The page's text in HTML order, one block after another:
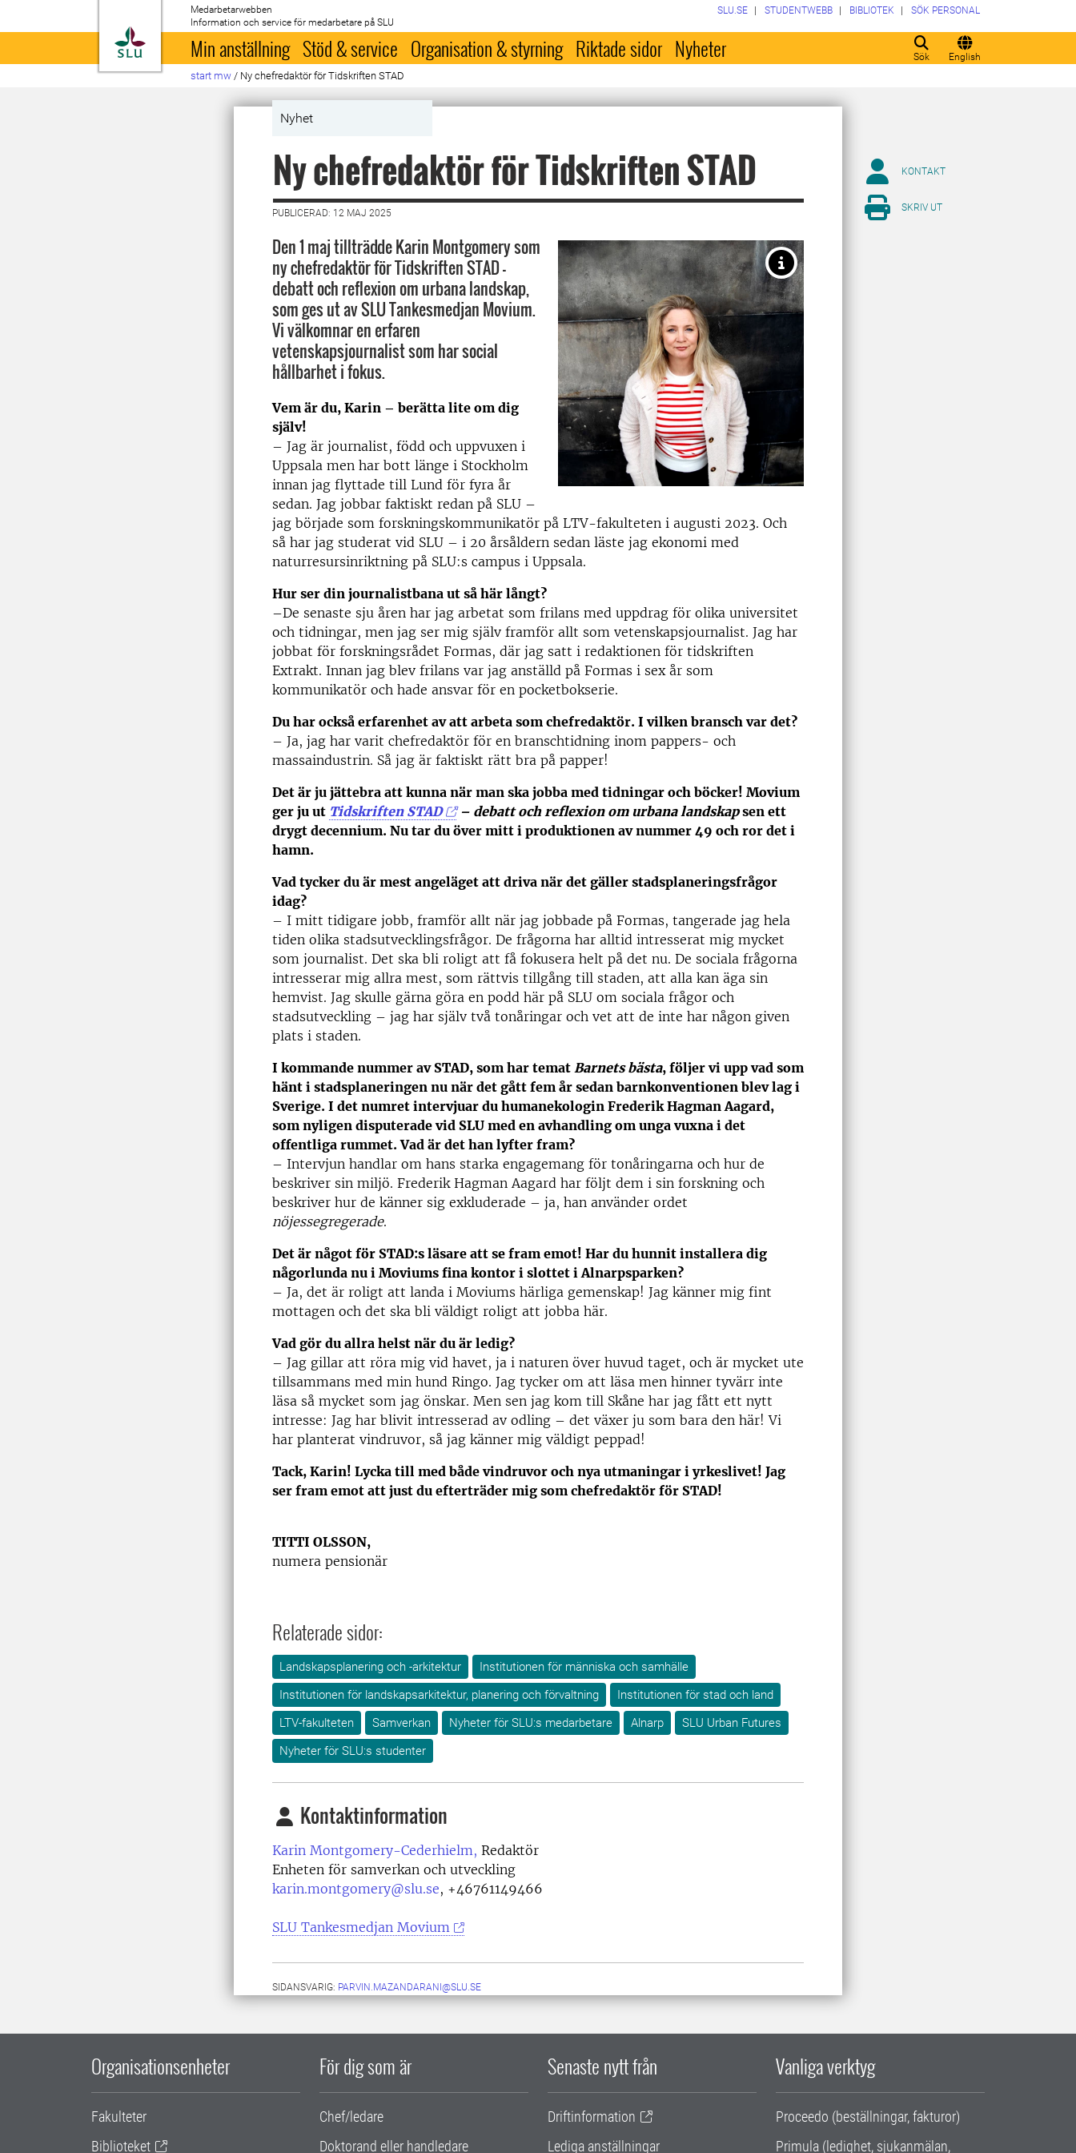
Till startsida
Medarbetarwebben
Information och service för medarbetare på SLU
Sök English
SLU.SE STUDENTWEBB BIBLIOTEK SÖK PERSONAL
Min anställning Stöd & service Organisation & styrning Riktade sidor Nyheter
start mw / Ny chefredaktör för Tidskriften STAD
Nyhet
Ny chefredaktör för Tidskriften STAD
PUBLICERAD: 12 MAJ 2025
Den 1 maj tillträdde Karin Montgomery som
ny chefredaktör för Tidskriften STAD –
debatt och reflexion om urbana landskap,
som ges ut av SLU Tankesmedjan Movium.
Vi välkomnar en erfaren
vetenskapsjournalist som har social
hållbarhet i fokus.
Vem är du, Karin – berätta lite om dig
själv!
– Jag är journalist, född och uppvuxen i
Uppsala men har bott länge i Stockholm
innan jag flyttade till Lund för fyra år
sedan. Jag jobbar faktiskt redan på SLU –
jag började som forskningskommunikatör på LTV-fakulteten i augusti 2023. Och
så har jag studerat vid SLU – i 20 årsåldern sedan läste jag ekonomi med
naturresursinriktning på SLU:s campus i Uppsala.
Hur ser din journalistbana ut så här långt?
–De senaste sju åren har jag arbetat som frilans med uppdrag för olika universitet
och tidningar, men jag ser mig själv framför allt som vetenskapsjournalist. Jag har
jobbat för forskningsrådet Formas, där jag satt i redaktionen för tidskriften
Extrakt. Innan jag blev frilans var jag anställd på Formas i sex år som
kommunikatör och hade ansvar för en pocketbokserie.
Du har också erfarenhet av att arbeta som chefredaktör. I vilken bransch var det?
– Ja, jag har varit chefredaktör för en branschtidning inom pappers- och
massaindustrin. Så jag är faktiskt rätt bra på papper!
Det är ju jättebra att kunna när man ska jobba med tidningar och böcker! Movium
ger ju ut Tidskriften STAD – debatt och reflexion om urbana landskapsen ett
drygt decennium. Nu tar du över mitt i produktionen av nummer 49 och ror det i
hamn.
Vad tycker du är mest angeläget att driva när det gäller stadsplaneringsfrågor
idag?
– I mitt tidigare jobb, framför allt när jag jobbade på Formas, tangerade jag hela
tiden olika stadsutvecklingsfrågor. De frågorna har alltid intresserat mig mycket
som journalist. Det ska bli roligt att få fokusera helt på det nu. De sociala frågorna
intresserar mig allra mest, som rättvis tillgång till staden, att alla kan äga sin
hemvist. Jag skulle gärna göra en podd här på SLU om sociala frågor och
stadsutveckling – jag har själv två tonåringar och vet att de inte har någon given
plats i staden.
I kommande nummer av STAD, som har temat Barnets bästa, följer vi upp vad som
hänt i stadsplaneringen nu när det gått fem år sedan barnkonventionen blev lag i
Sverige. I det numret intervjuar du humanekologin Frederik Hagman Aagard,
som nyligen disputerade vid SLU med en avhandling om unga vuxna i det
offentliga rummet. Vad är det han lyfter fram?
– Intervjun handlar om hans starka engagemang för tonåringarna och hur de
beskriver sin miljö. Frederik Hagman Aagard har följt dem i sin forskning och
beskriver hur de känner sig exkluderade – ja, han använder ordet
nöjessegregerade.
Det är något för STAD:s läsare att se fram emot! Har du hunnit installera dig
någorlunda nu i Moviums fina kontor i slottet i Alnarpsparken?
– Ja, det är roligt att landa i Moviums härliga gemenskap! Jag känner mig fint
mottagen och det ska bli väldigt roligt att jobba här.
Vad gör du allra helst när du är ledig?
– Jag gillar att röra mig vid havet, ja i naturen över huvud taget, och är mycket ute
tillsammans med min hund Ringo. Jag tycker om att läsa men hinner tyvärr inte
läsa så mycket som jag önskar. Men sen jag kom till Skåne har jag fått ett nytt
intresse: Jag har blivit intresserad av odling – det växer ju som bara den här! Vi
har planterat vindruvor, så jag känner mig väldigt peppad!
Tack, Karin! Lycka till med både vindruvor och nya utmaningar i yrkeslivet! Jag
ser fram emot att just du efterträder mig som chefredaktör för STAD!
TITTI OLSSON,
numera pensionär
Relaterade sidor:
Landskapsplanering och -arkitektur
Institutionen för människa och samhälle
Institutionen för landskapsarkitektur, planering och förvaltning
Institutionen för stad och land
LTV-fakulteten
Samverkan Nyheter för SLU:s medarbetare Alnarp
SLU Urban Futures
Nyheter för SLU:s studenter
Kontaktinformation
Karin Montgomery-Cederhielm, Redaktör
Enheten för samverkan och utveckling
karin.montgomery@slu.se, +46761149466
SLU Tankesmedjan Movium
SIDANSVARIG: PARVIN.MAZANDARANI@SLU.SE
KONTAKT
SKRIV UT
Organisationsenheter
Fakulteter
Biblioteket
För dig som är
Chef/ledare
Doktorand eller handledare
Senaste nytt från
Driftinformation
Lediga anställningar
Vanliga verktyg
Proceedo (beställningar, fakturor)
Primula (ledighet, sjukanmälan,